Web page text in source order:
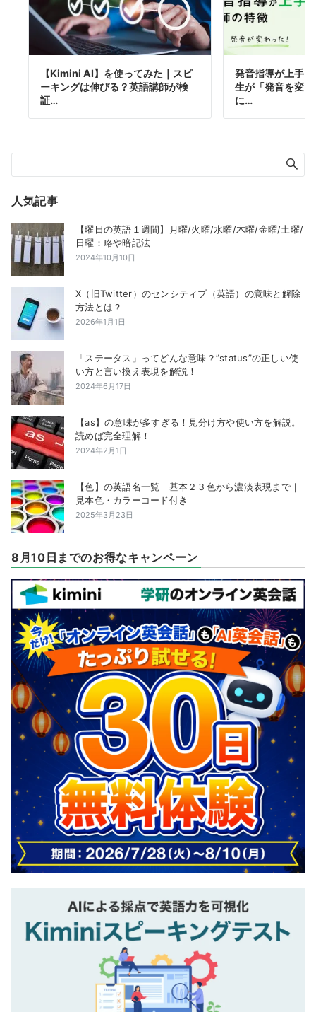
【Kimini AI】を使ってみた｜スピ
ーキングは伸びる？英語講師が検
証…
発音指導が上手
生が「発音を変
に…
人気記事
【曜日の英語１週間】月曜/火曜/水曜/木曜/金曜/土曜/
日曜：略や暗記法
2024年10月10日
X（旧Twitter）のセンシティブ（英語）の意味と解除
方法とは？
2026年1月1日
「ステータス」ってどんな意味？”status”の正しい使
い方と言い換え表現を解説！
2024年6月17日
【as】の意味が多すぎる！見分け方や使い方を解説。
読めば完全理解！
2024年2月1日
【色】の英語名一覧｜基本２３色から濃淡表現まで｜
見本色・カラーコード付き
2025年3月23日
8月10日までのお得なキャンペーン